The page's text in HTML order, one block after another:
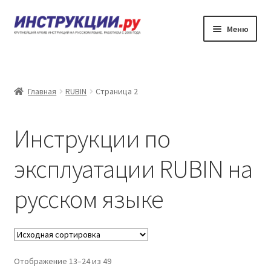
Перейти
к
Перейти
к
Меню
Каталог инструкций по эксплуатации
Личный кабинет
Главная RUBIN Страница 2
Инструкции по
эксплуатации RUBIN на
русском языке
Отображение 13–24 из 49